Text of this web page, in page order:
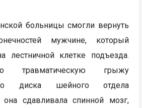
больницы смогли вернуть
мужчине, который
лестничной клетке подъезда.
травматическую грыжу
диска шейного отдела
сдавливала спинной мозг,